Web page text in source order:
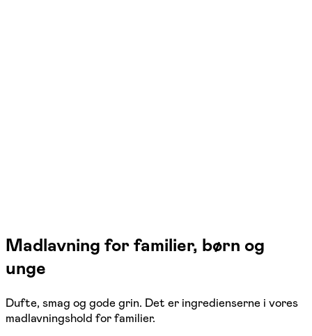
Madlavning for familier, børn og
unge
Dufte, smag og gode grin. Det er ingredienserne i vores
madlavningshold for familier.